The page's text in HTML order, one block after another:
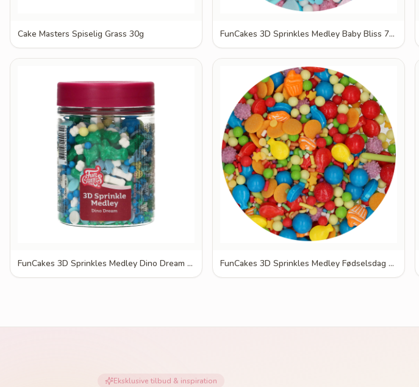
Cake Masters Spiselig Grass 30g FunCakes 3D Sprinkles Medley Baby Bliss 70g
FunCakes 3D Sprinkles Medley Dino Dream 70g FunCakes 3D Sprinkles Medley Fødselsdag Bash 70g
Eksklusive tilbud & inspiration